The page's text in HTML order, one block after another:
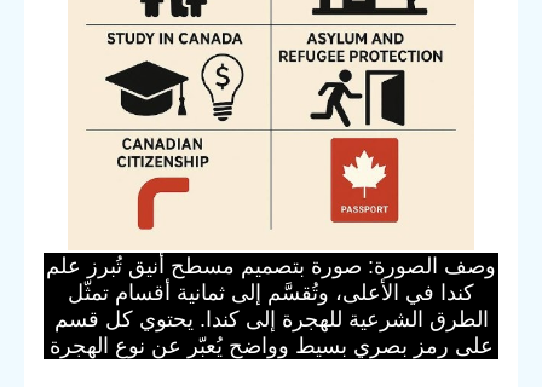
وصف الصورة: صورة بتصميم مسطح أنيق تُبرز علم
كندا في الأعلى، وتُقسَّم إلى ثمانية أقسام تمثّل
الطرق الشرعية للهجرة إلى كندا. يحتوي كل قسم
على رمز بصري بسيط وواضح يُعبّر عن نوع الهجرة